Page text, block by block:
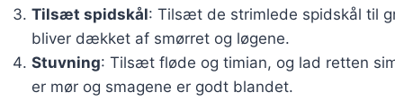
Tilsæt spidskål: Tilsæt de strimlede spidskål til
bliver dækket af smørret og løgene.
Stuvning: Tilsæt fløde og timian, og lad retten
er mør og smagene er godt blandet.